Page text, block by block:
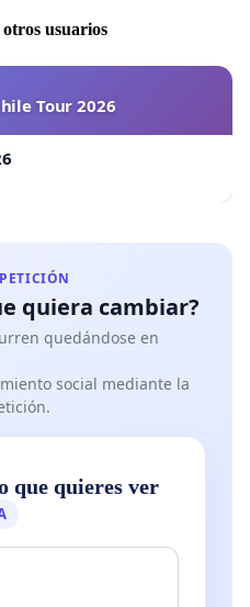
usuarios
Tour 2026
quiera cambiar?
quedándose en
social mediante la
que quieres ver